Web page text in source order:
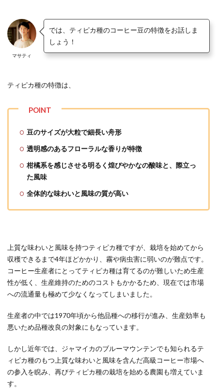
マサティ
では、ティピカ種のコーヒー豆の特徴をお話しま
しょう！
ティピカ種の特徴は、
豆のサイズが大粒で細長い舟形
透明感のあるフローラルな香りが特徴
柑橘系を感じさせる明るく煌びやかなの酸味と、際立っ
た風味
全体的な味わいと風味の質が高い
上質な味わいと風味を持つティピカ種ですが、栽培を始めてから
収穫できるまで4年ほどかかり、霧や病虫害に弱いのが難点です。
コーヒー生産者にとってティピカ種は育てるのが難しいため生産
性が低く、生産維持のためのコストもかかるため、 現在では市場
への流通量も極めて少なくなってしまいました。
生産者の中では1970年頃から他品種への移行が進み、生産効率も
悪いため品種改良の対象にもなっています。
しかし近年では、ジャマイカのブルーマウンテンでも知られるテ
ィピカ種のもつ上質な味わいと風味を含んだ高級コーヒー市場へ
の参入を睨み、 再びティピカ種の栽培を始める農園も増えていま
す。